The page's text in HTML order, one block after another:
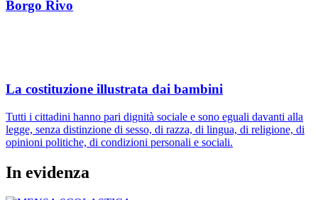
Borgo Rivo
La costituzione illustrata dai bambini
Tutti i cittadini hanno pari dignità sociale e sono eguali davanti alla
legge, senza distinzione di sesso, di razza, di lingua, di religione, di
opinioni politiche, di condizioni personali e sociali.
In evidenza